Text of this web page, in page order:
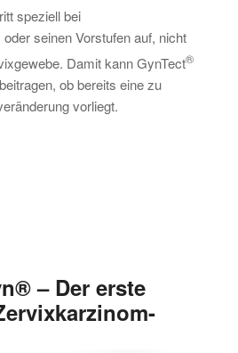
speziell bei
seinen Vorstufen auf, nicht
Damit kann GynTect®
ob bereits eine zu
vorliegt.
– Der erste